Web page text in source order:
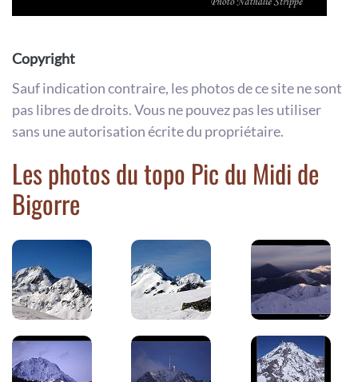
Copyright
Sauf indication contraire, les photos de ce site ne sont
pas libres de droits. Vous ne pouvez pas les utiliser
sans une autorisation écrite du propriétaire.
Les photos du topo Pic du Midi de
Bigorre